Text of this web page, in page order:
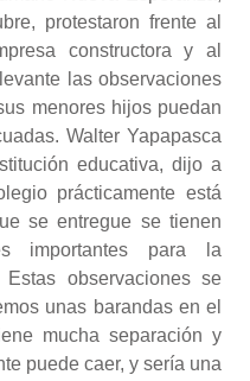
protestaron frente al
constructora y al
las observaciones
menores hijos puedan
Walter Yapapasca
educativa, dijo a
prácticamente está
se entregue se tienen
importantes para la
observaciones se
unas barandas en el
mucha separación y
puede caer, y sería una